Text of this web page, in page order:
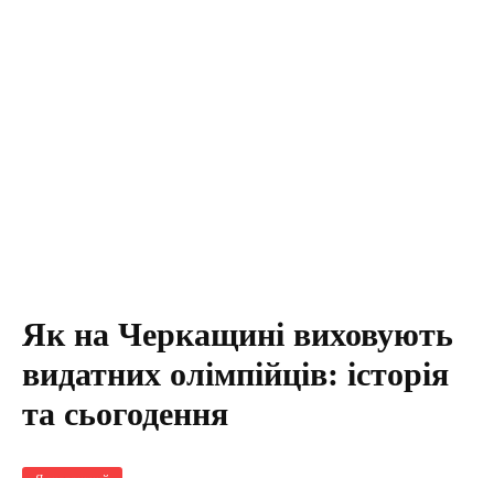
Як на Черкащині виховують
видатних олімпійців: історія
та сьогодення